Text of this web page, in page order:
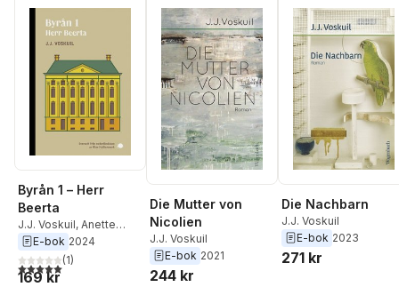
Byrån 1 – Herr
Beerta
J.J. Voskuil, Anette
Björkqvist
E-bok 2024
5,0utav 5 stjärnor. Totalt antal röster:
(1)
169 kr
Die Mutter von
Nicolien
J.J. Voskuil
E-bok 2021
244 kr
Die Nachbarn
J.J. Voskuil
E-bok 2023
271 kr